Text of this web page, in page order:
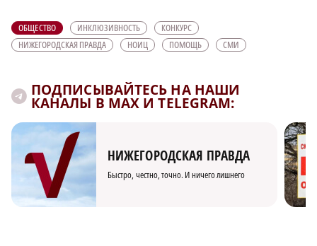
ОБЩЕСТВО ИНКЛЮЗИВНОСТЬ
КОНКУРС
НИЖЕГОРОДСКАЯ ПРАВДА
НОИЦ ПОМОЩЬ СМИ
ПОДПИСЫВАЙТЕСЬ НА НАШИ
КАНАЛЫ В MAX И TELEGRAM:
НИЖЕГОРОДСКАЯ ПРАВДА
Быстро, честно, точно. И ничего лишнего